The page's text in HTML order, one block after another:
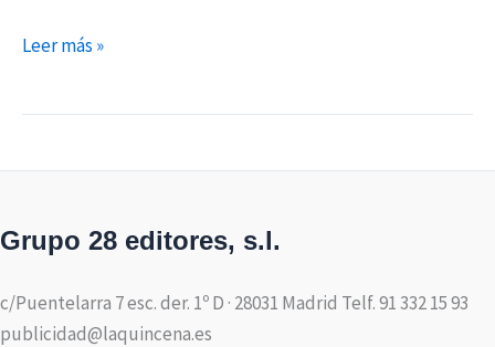
Leer más »
Grupo 28 editores, s.l.
c/Puentelarra 7 esc. der. 1º D · 28031 Madrid Telf. 91 332 15 93
publicidad@laquincena.es